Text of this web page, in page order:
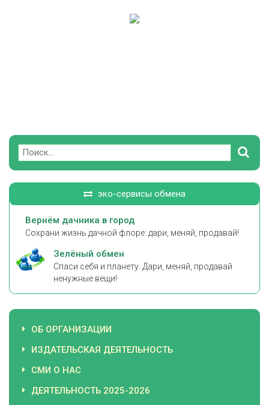
Поиск
эко-сервисы обмена
Вернём дачника в город
Сохрани жизнь дачной флоре: дари, меняй, продавай!
Зелёный обмен
Спаси себя и планету. Дари, меняй, продавай
ненужные вещи!
ОБ ОРГАНИЗАЦИИ
ИЗДАТЕЛЬСКАЯ ДЕЯТЕЛЬНОСТЬ
СМИ О НАС
ДЕЯТЕЛЬНОСТЬ 2025-2026